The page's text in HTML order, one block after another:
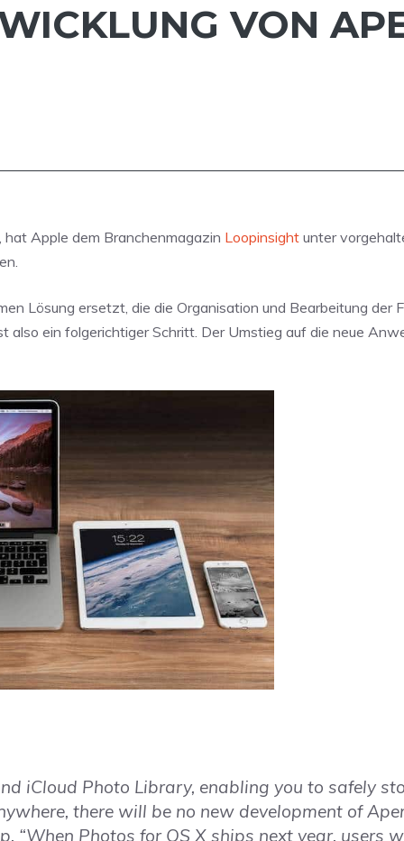
VON
Apple dem Branchenmagazin Loopinsight unter
Lösung ersetzt, die die Organisation und Bearbeitung der
ein folgerichtiger Schritt. Der Umstieg auf die neue
iCloud Photo Library, enabling you to safely
there will be no new development of
“When Photos for OS X ships next year, users